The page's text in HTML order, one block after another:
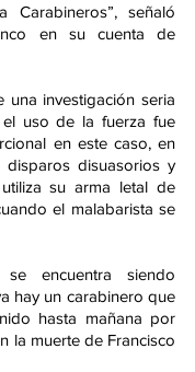
señaló
en su cuenta de
una investigación seria
uso de la fuerza fue
en este caso, en
disparos disuasorios y
su arma letal de
el malabarista se
encuentra siendo
hay un carabinero que
hasta mañana por
la muerte de Francisco